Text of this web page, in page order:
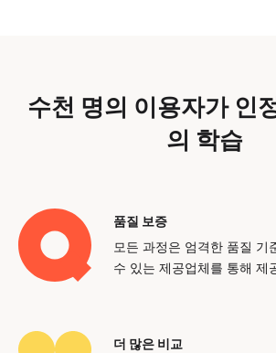
수천 명의 이용자가 인
의 학습
품질 보증
모든 과정은 엄격한 품질 기
수 있는 제공업체를 통해 제
더 많은 비교